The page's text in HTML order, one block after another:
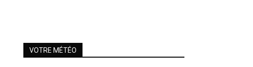
VOTRE MÉTÉO